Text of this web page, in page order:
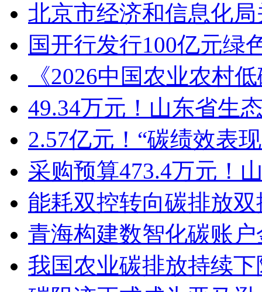
北京市经济和信息化
国开行发行100亿元绿
《2026中国农业农村
49.34万元！山东省生
2.57亿元！“碳绩效表
采购预算473.4万元！
能耗双控转向碳排放
青海构建数智化碳账
我国农业碳排放持续